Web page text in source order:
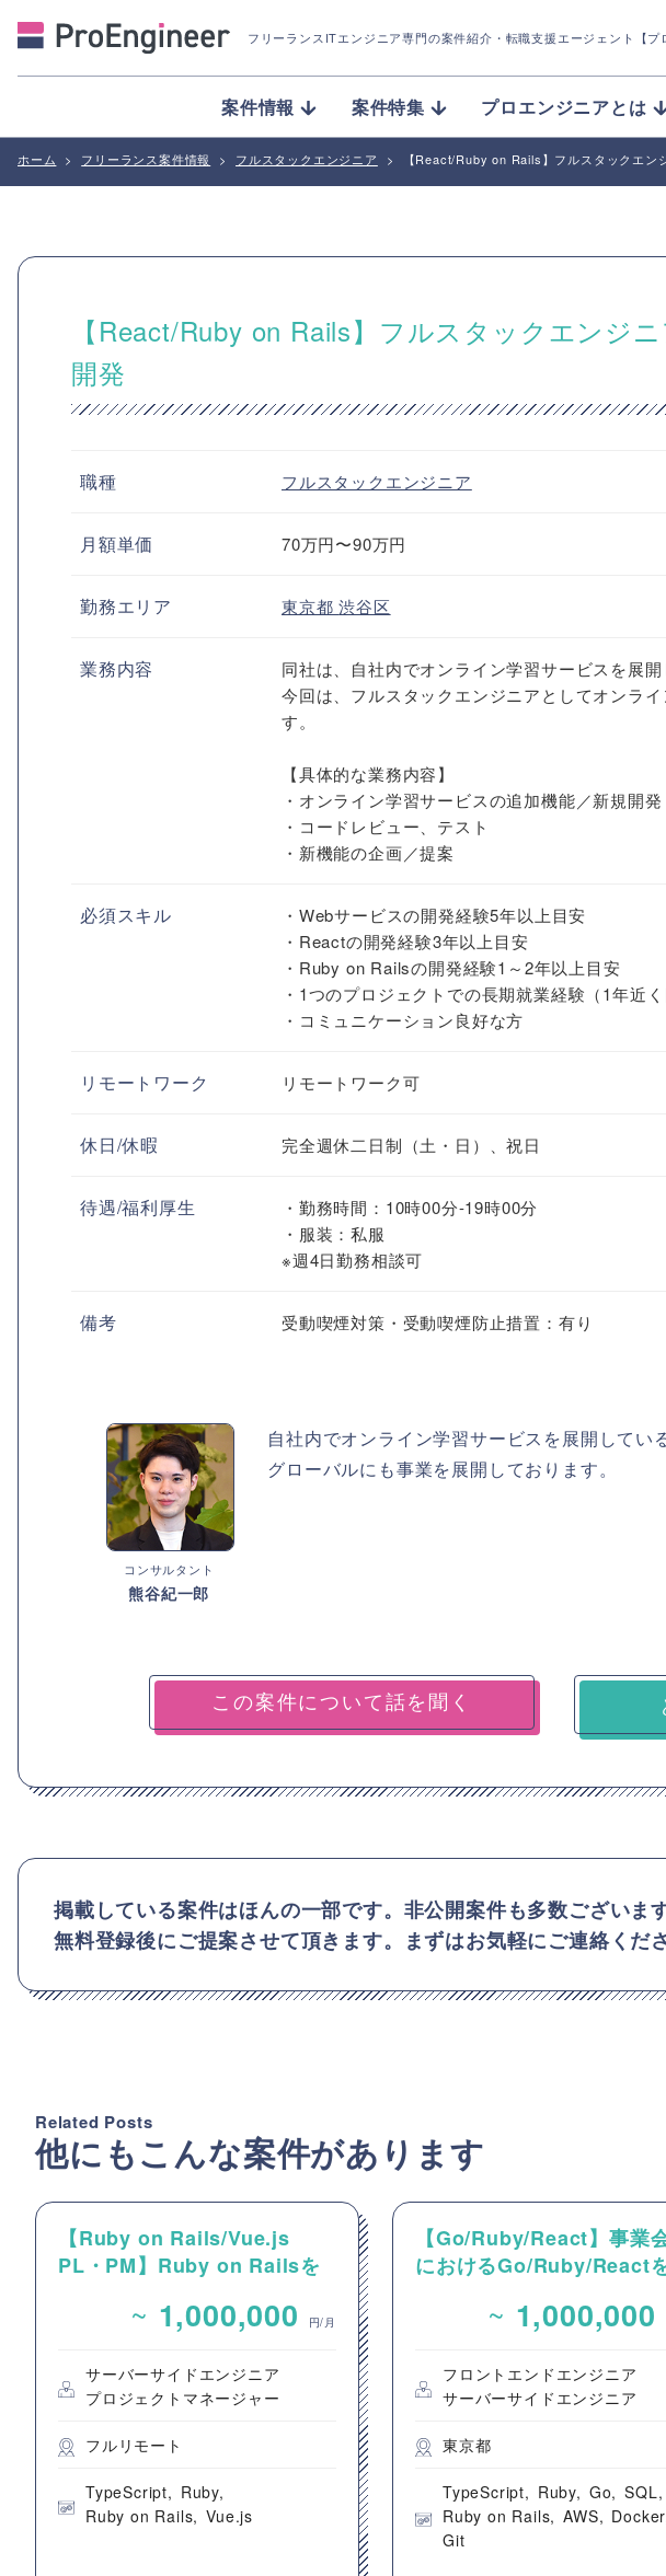
フリーランスITエンジニア専門の案件紹介 ・転職支援エージェント【プ
案件情報 案件特集 プロエンジニアとは
ホーム > フリーランス案件情報 > フルスタックエンジニア > 【React/Ruby on Rails】フルスタックエ
【React/Ruby on Rails】フルスタックエンジ
開発
職種 フルスタックエンジニア
月額単価 70万円〜90万円
勤務エリア 東京都渋谷区
業務内容
同社は、自社内でオンライン学習サービスを展開
今回は、フルスタックエンジニアとしてオンラ
す。
【具体的な業務内容】
・オンライン学習サービスの追加機能／新規開発
・コードレビュー、テスト
・新機能の企画／提案
必須スキル
・Webサービスの開発経験5年以上目安
・Reactの開発経験3年以上目安
・Ruby on Railsの開発経験1～2年以上目安
・1つのプロジェクトでの長期就業経験（1年近く
・コミュニケーション良好な方
リモートワーク リモートワーク可
休日/休暇 完全週休二日制（土・日）、祝日
待遇/福利厚生
・勤務時間：10時00分-19時00分
・服装：私服
※週4日勤務相談可
備考 受動喫煙対策・受動喫煙防止措置：有り
コンサルタント
熊谷紀一郎
自社内でオンライン学習サービスを展開してい
グローバルにも事業を展開しております。
掲載している案件はほんの一部です。非公開案件も多数ございます
無料登録後にご提案させて頂きます。まずはお気軽にご連絡くださ
Related Posts
他にもこんな案件があります
【Ruby on Rails/Vue.js
PL・PM】Ruby on Railsを
守・追加開発PL/PM案件
~ 1,000,000 円/月
サーバーサイドエンジニア
プロジェクトマネージャー
フルリモート
TypeScript
Ruby
Ruby on Rails
Vue.js
【Go/Ruby/React】事業
におけるGo/Ruby/React
~ 1,000,000
フロントエンドエンジニア
サーバーサイドエンジニア
東京都
TypeScript Ruby Go
SQL
Ruby on Rails
AWS
Docker
Git